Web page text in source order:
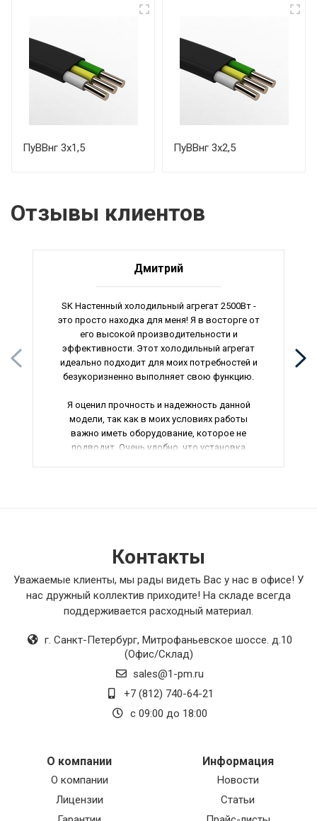
ПуВВнг 3х1,5 ПуВВнг 3х2,5
Отзывы клиентов
Дмитрий
SK Настенный холодильный агрегат 2500Вт -
это просто находка для меня! Я в восторге от
его высокой производительности и
эффективности. Этот холодильный агрегат
идеально подходит для моих потребностей и
безукоризненно выполняет свою функцию.
Я оценил прочность и надежность данной
модели, так как в моих условиях работы
важно иметь оборудование, которое не
подводит. Очень удобно, что установка
кто ценит качество и надежность в каждой
детали оборудования. Он точно будет
отличным решением для ваших потребностей.
В итоге, я очень доволен своим выбором и
готов поставить данному товару
Контакты
Уважаемые клиенты, мы рады видеть Вас у нас в офисе! У
нас дружный коллектив приходите! На складе всегда
поддерживается расходный материал.
г. Санкт-Петербург, Митрофаньевское шоссе. д.10
(Офис/Склад)
sales@1-pm.ru
+7 (812) 740-64-21
с 09:00 до 18:00
О компании
О компании
Лицензии
Информация
Новости
Статьи